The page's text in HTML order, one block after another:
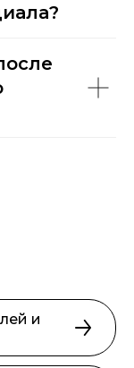
и